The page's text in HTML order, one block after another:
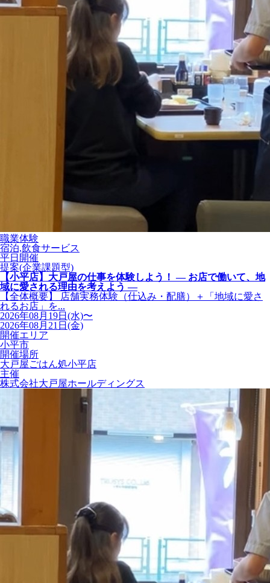
職業体験
宿泊,飲食サービス
平日開催
提案(企業課題型)
【小平店】大戸屋の仕事を体験しよう！ ― お店で働いて、地
域に愛される理由を考えよう ―
【全体概要】 店舗実務体験（仕込み・配膳）＋「地域に愛さ
れるお店」を...
2026年08月19日(水)〜
2026年08月21日(金)
開催エリア
小平市
開催場所
大戸屋ごはん処小平店
主催
株式会社大戸屋ホールディングス